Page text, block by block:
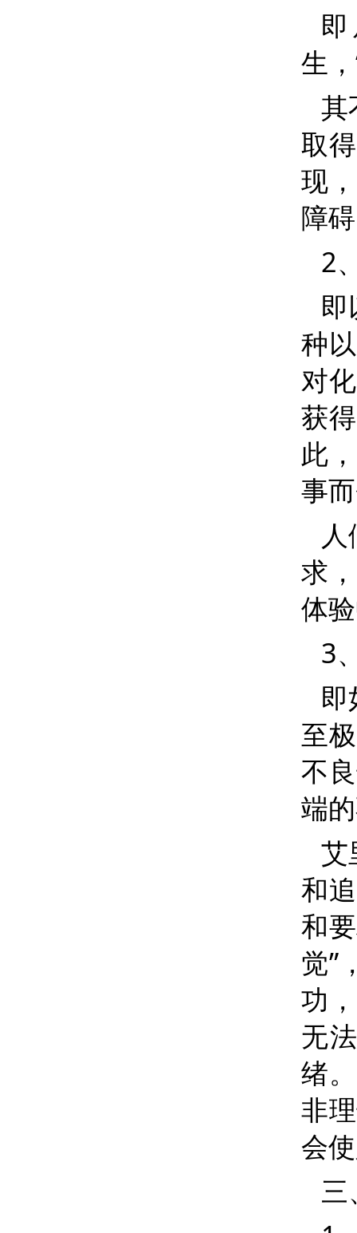
生，
其
取
现
障
2
种
对
获
此
事
求
体
3
至
不
端
艾
和
和
觉”
功
无
绪
非
会
三